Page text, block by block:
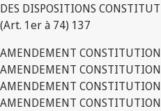
DES DISPOSITIONS
(Art. 1er à 74) 137
AMENDEMENT
AMENDEMENT
AMENDEMENT
AMENDEMENT